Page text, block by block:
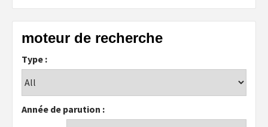
moteur de recherche
Type :
Année de parution :